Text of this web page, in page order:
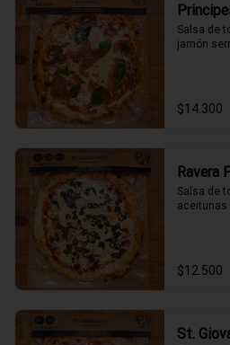
Salsa de
jamón
$14.300
Ravera
Salsa de
aceitunas
$12.500
St.